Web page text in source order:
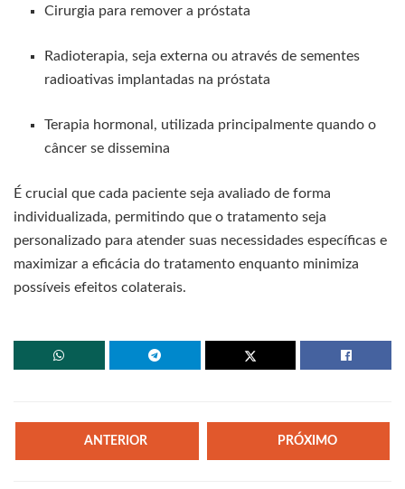
Cirurgia para remover a próstata
Radioterapia, seja externa ou através de sementes
radioativas implantadas na próstata
Terapia hormonal, utilizada principalmente quando o
câncer se dissemina
É crucial que cada paciente seja avaliado de forma
individualizada, permitindo que o tratamento seja
personalizado para atender suas necessidades específicas e
maximizar a eficácia do tratamento enquanto minimiza
possíveis efeitos colaterais.
ANTERIOR PRÓXIMO